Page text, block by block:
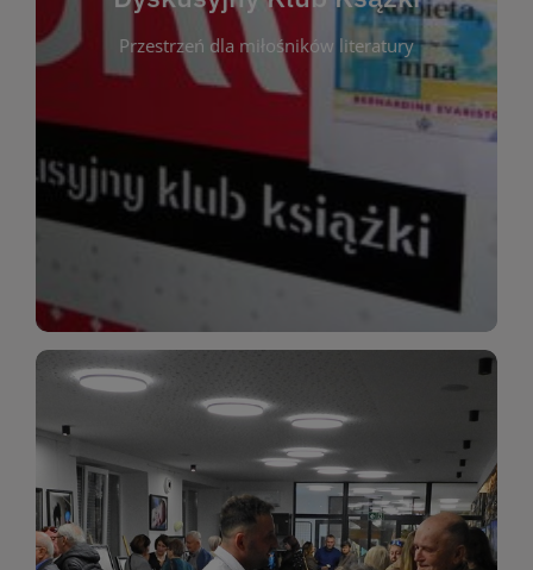
Przestrzeń dla miłośników literatury
Dyskusyjny Klub Ksążki
Dyskusyjny Klub Książki to przestrzeń dla
miłośników literatury, którzy lubią dzielić się
opiniami i emocjami po lekturze. Spotykamy się
regularnie, by rozmawiać o wybranych tytułach z
różnych gatunków literackich. Każde spotkanie to
okazja do inspirującej dyskusji, wymiany
biblioteki. Serdecznie zapraszamy wszystkich
miłośników estetycznych doznań!
WIĘCEJ